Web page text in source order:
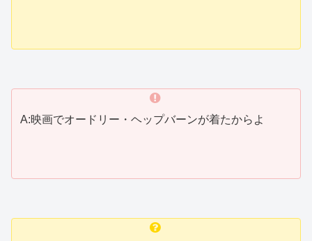
A:映画でオードリー・ヘップバーンが着たからよ